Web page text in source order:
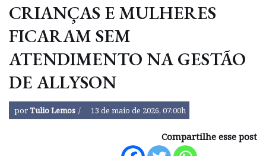
CRIANÇAS E MULHERES
FICARAM SEM
ATENDIMENTO NA GESTÃO
DE ALLYSON
porTulio Lemos 13 de maio de 2026, 07:00h
Compartilhe esse post